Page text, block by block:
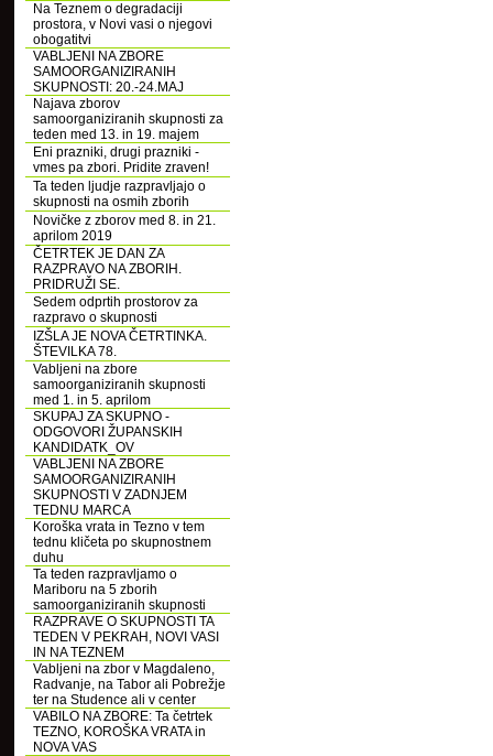
Na Teznem o degradaciji
prostora, v Novi vasi o njegovi
obogatitvi
VABLJENI NA ZBORE
SAMOORGANIZIRANIH
SKUPNOSTI: 20.-24.MAJ
Najava zborov
samoorganiziranih skupnosti za
teden med 13. in 19. majem
Eni prazniki, drugi prazniki -
vmes pa zbori. Pridite zraven!
Ta teden ljudje razpravljajo o
skupnosti na osmih zborih
Novičke z zborov med 8. in 21.
aprilom 2019
ČETRTEK JE DAN ZA
RAZPRAVO NA ZBORIH.
PRIDRUŽI SE.
Sedem odprtih prostorov za
razpravo o skupnosti
IZŠLA JE NOVA ČETRTINKA.
ŠTEVILKA 78.
Vabljeni na zbore
samoorganiziranih skupnosti
med 1. in 5. aprilom
SKUPAJ ZA SKUPNO -
ODGOVORI ŽUPANSKIH
KANDIDATK_OV
VABLJENI NA ZBORE
SAMOORGANIZIRANIH
SKUPNOSTI V ZADNJEM
TEDNU MARCA
Koroška vrata in Tezno v tem
tednu kličeta po skupnostnem
duhu
Ta teden razpravljamo o
Mariboru na 5 zborih
samoorganiziranih skupnosti
RAZPRAVE O SKUPNOSTI TA
TEDEN V PEKRAH, NOVI VASI
IN NA TEZNEM
Vabljeni na zbor v Magdaleno,
Radvanje, na Tabor ali Pobrežje
ter na Studence ali v center
VABILO NA ZBORE: Ta četrtek
TEZNO, KOROŠKA VRATA in
NOVA VAS